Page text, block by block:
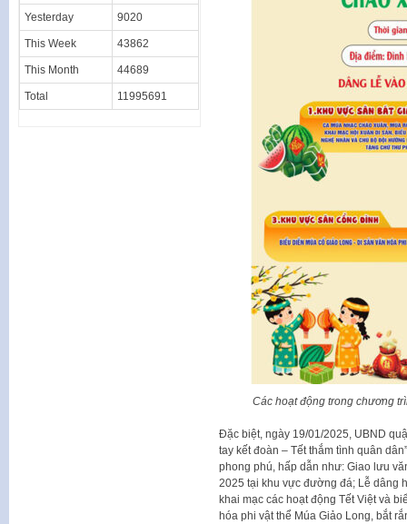
Các hoạt động trong chương
Đặc biệt, ngày 19/01/2025, UBND
tay kết đoàn – Tết thắm tình quân
phong phú, hấp dẫn như: Giao lưu
2025 tại khu vực đường đá; Lễ dâng
khai mạc các hoạt động Tết Việt và
hóa phi vật thể Múa Giảo Long, bắt
Yesterday 9020
This Week 43862
This Month 44689
Total 11995691